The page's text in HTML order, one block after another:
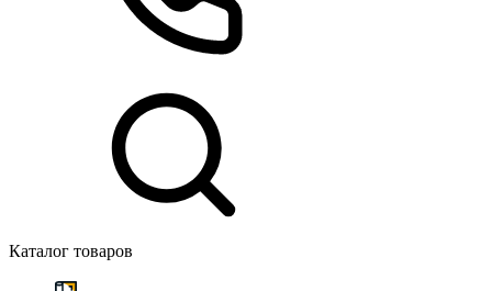
Каталог товаров